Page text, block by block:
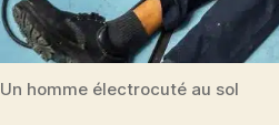
Un homme électrocuté au sol